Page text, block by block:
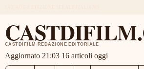
CASTDIFILM REDAZIONE EDITORIALE
Aggiornato 21:03 16 articoli oggi